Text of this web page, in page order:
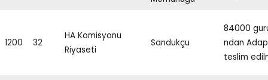
1200 32
HA Komisyonu
Riyaseti
Sandukçu
84000
ndan
teslim